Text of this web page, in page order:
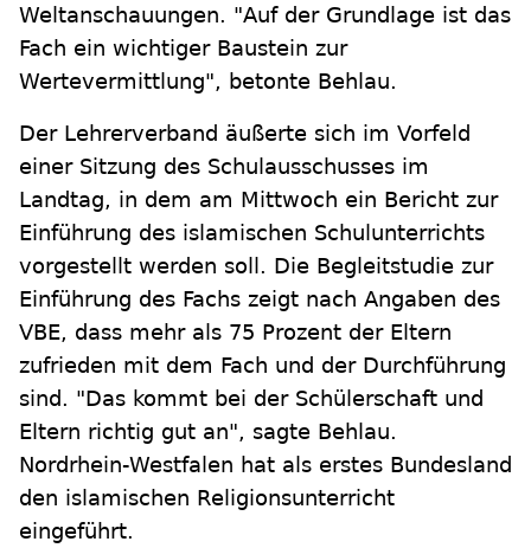
Weltanschauungen. "Auf der Grundlage ist das
Fach ein wichtiger Baustein zur
Wertevermittlung", betonte Behlau.
Der Lehrerverband äußerte sich im Vorfeld
einer Sitzung des Schulausschusses im
Landtag, in dem am Mittwoch ein Bericht zur
Einführung des islamischen Schulunterrichts
vorgestellt werden soll. Die Begleitstudie zur
Einführung des Fachs zeigt nach Angaben des
VBE, dass mehr als 75 Prozent der Eltern
zufrieden mit dem Fach und der Durchführung
sind. "Das kommt bei der Schülerschaft und
Eltern richtig gut an", sagte Behlau.
Nordrhein-Westfalen hat als erstes Bundesland
den islamischen Religionsunterricht
eingeführt.